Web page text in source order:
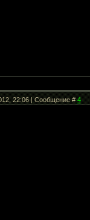
22:06 | Сообщение #4